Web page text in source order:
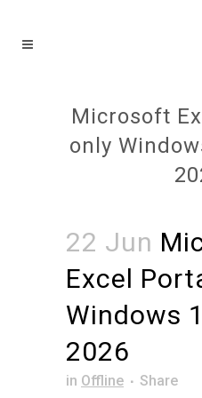
Microsoft
only
22 Jun
Excel
Windows
2026
in Offline Share